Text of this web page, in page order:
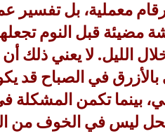
معملية، بل تفسير
مضيئة قبل النوم
الليل. لا يعني
بالأزرق في الصباح قد
بينما تكمن
ليس في الخوف من